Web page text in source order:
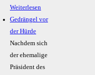
Weiterlesen
Gedrängel vor
der Hürde
Nachdem sich
der ehemalige
Präsident des